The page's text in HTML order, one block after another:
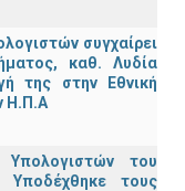
συγχαίρει
καθ. Λυδία
της στην Εθνική
Η.Π.Α
του
Υποδέχθηκε τους